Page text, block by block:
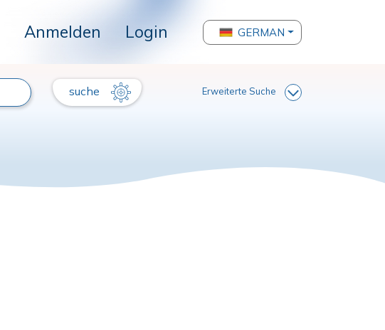
Anmelden Login GERMAN
suche Erweiterte Suche